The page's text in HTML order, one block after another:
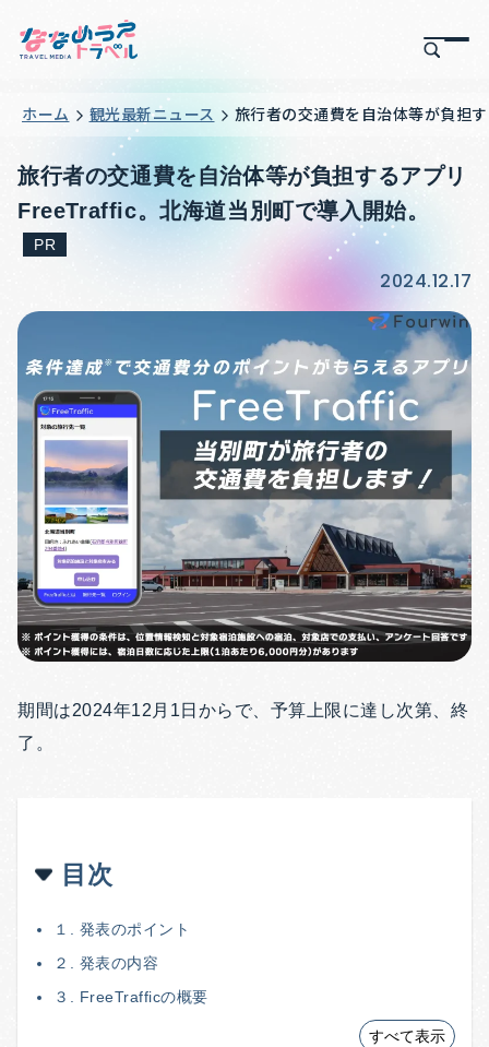
ホーム 観光最新ニュース 旅行者の交通費を自治体等が負担
旅行者の交通費を自治体等が負担するアプリ
FreeTraffic。北海道当別町で導入開始。
PR
2024.12.17
期間は2024年12月1日からで、予算上限に達し次第、終
了。
目次
１. 発表のポイント
２. 発表の内容
３. FreeTrafficの概要
すべて表示